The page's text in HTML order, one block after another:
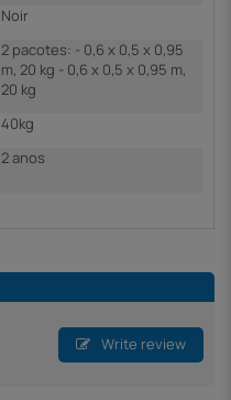
Noir
2 pacotes: - 0,6 x 0,5 x 0,95
m, 20 kg - 0,6 x 0,5 x 0,95 m,
20 kg
40kg
2 anos
Write review